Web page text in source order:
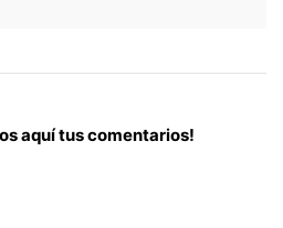
aquí tus comentarios!